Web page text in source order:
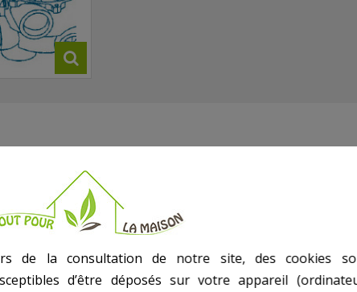
1,5 pouces
de la consultation de notre site, des cookies
d’être déposés sur votre appareil